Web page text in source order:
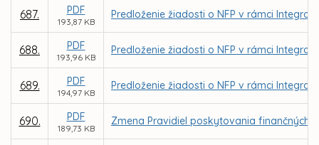
687. PDF
193,87 KB
Predloženie žiadosti o NFP v rámci
688. PDF
193,96 KB
Predloženie žiadosti o NFP v rámci
689. PDF
194,97 KB
Predloženie žiadosti o NFP v rámci
690. PDF
189,73 KB
Zmena Pravidiel poskytovania finančných